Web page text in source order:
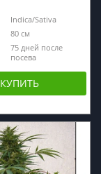
Indica/Sativa
80 см
75 дней после
посева
КУПИТЬ